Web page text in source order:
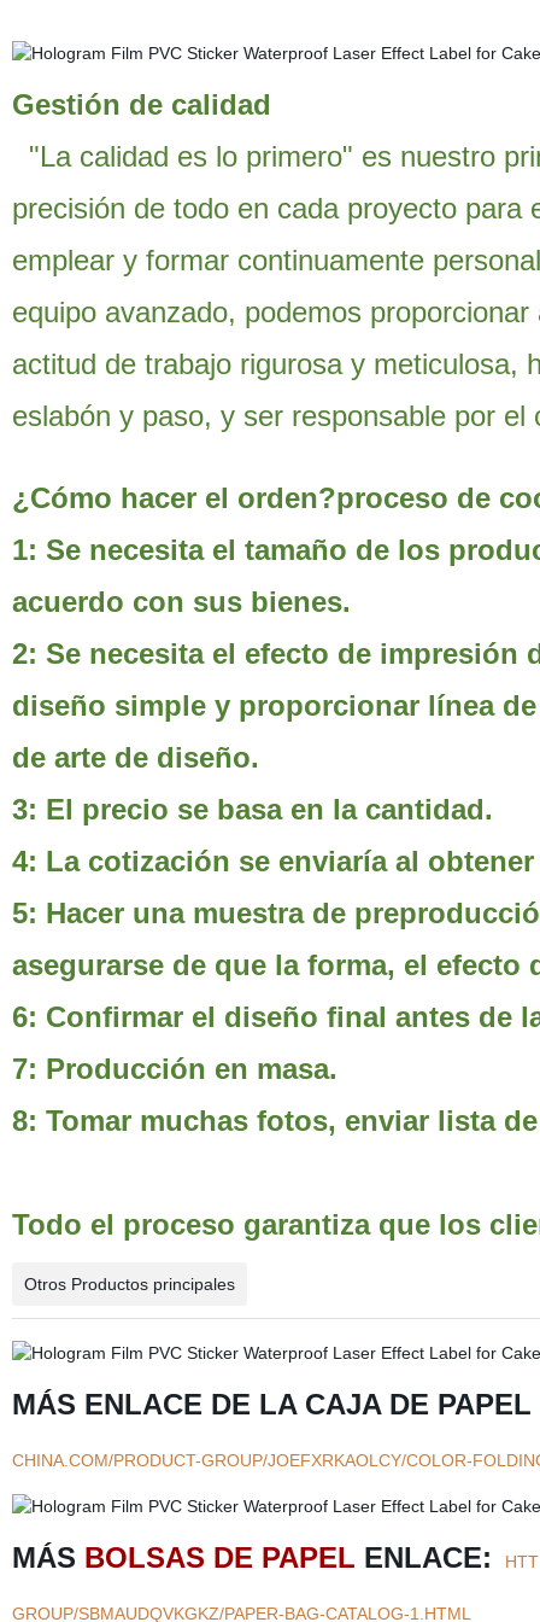
Gestión de calidad
"La calidad es lo primero" es nuestro
precisión de todo en cada proyecto para
emplear y formar continuamente
equipo avanzado, podemos
actitud de trabajo rigurosa y meticulosa,
eslabón y paso, y ser responsable por
¿Cómo hacer el orden?proceso de
1: Se necesita el tamaño de los
acuerdo con sus bienes.
2: Se necesita el efecto de impresión
diseño simple y proporcionar línea
de arte de diseño.
3: El precio se basa en la cantidad.
4: La cotización se enviaría al
5: Hacer una muestra de
asegurarse de que la forma, el
6: Confirmar el diseño final antes de
7: Producción en masa.
8: Tomar muchas fotos, enviar lista
Todo el proceso garantiza que los
Otros Productos principales
MÁS ENLACE DE LA CAJA DE
CHINA.COM/PRODUCT-GROUP/JOEFXRKAOLCY/COLOR-
MÁS BOLSAS DE PAPEL ENLACE:
GROUP/SBMAUDQVKGKZ/PAPER-BAG-CATALOG-1.HTML